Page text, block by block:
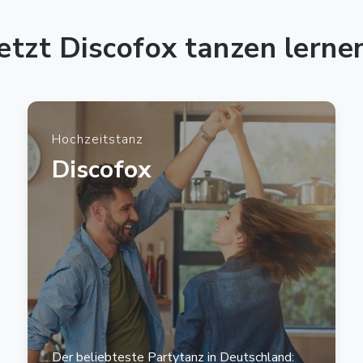
Discofox tanzen
Hochzeitstanz
Discofox
Der beliebteste Partytanz in Deutschland: